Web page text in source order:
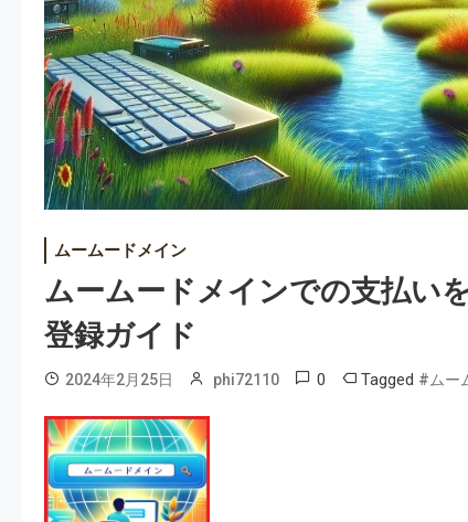
ムームードメイン
ムームードメインでの支払い
登録ガイド
2024年2月25日 phi72110 0 Tagged #ムー